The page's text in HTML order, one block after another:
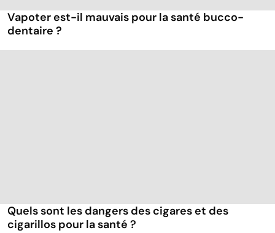
Vapoter est-il mauvais pour la santé bucco-
dentaire ?
Quels sont les dangers des cigares et des
cigarillos pour la santé ?